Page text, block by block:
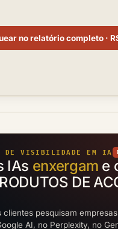
no relatório completo ·
DE VISIBILIDADE EM IA
IAs enxergam e
DE
clientes pesquisam
AI, no Perplexity, no